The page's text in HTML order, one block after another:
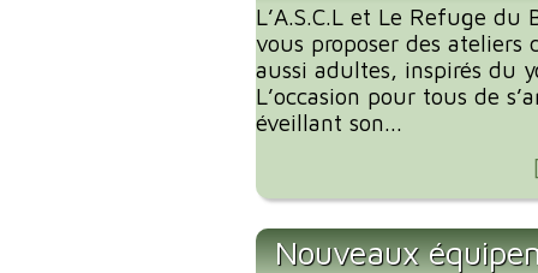
L’A.S.C.L et Le Refuge
vous proposer des
aussi adultes, inspirés du
L’occasion pour tous de
éveillant son...
Nouveaux